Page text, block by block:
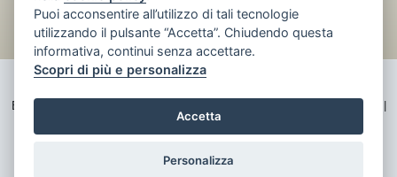
Bottaini Emilia s.n.c di Stefanelli R e C. | Via Pietro Canneti, 1 | 48121 |
© 2026 Infoser - Creato col ♥ a Firenze. Tutti i diritti riservati.
Puoi acconsentire all’utilizzo di tali tecnologie
utilizzando il pulsante “Accetta”. Chiudendo questa
informativa, continui senza accettare.
Scopri di più e personalizza
Accetta
Personalizza